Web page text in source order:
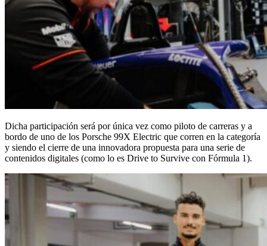
Dicha participación será por única vez como piloto de carreras y a
bordo de uno de los Porsche 99X Electric que corren en la categoría
y siendo el cierre de una innovadora propuesta para una serie de
contenidos digitales (como lo es Drive to Survive con Fórmula 1).